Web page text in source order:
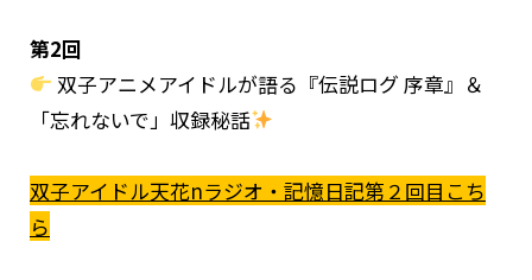
第2回
双子アニメアイドルが語る『伝説ログ 序章』＆
「忘れないで」収録秘話
双子アイドル天花nラジオ・記憶日記第２回目こち
ら